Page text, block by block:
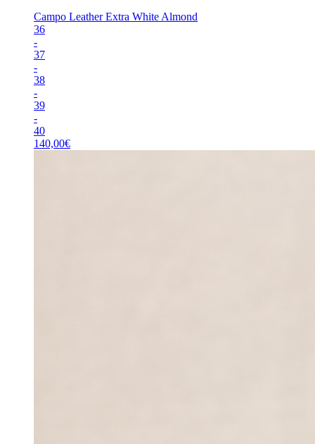
Campo Leather Extra White Almond
36
-
37
-
38
-
39
-
40
140,00€